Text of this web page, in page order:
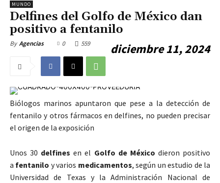
MUNDO
Delfines del Golfo de México dan
positivo a fentanilo
By Agencias diciembre 11, 2024
0 559
Biólogos marinos apuntaron que pese a la detección de
fentanilo y otros fármacos en delfines, no pueden precisar
el origen de la exposición
Unos 30 delfines en el Golfo de México dieron positivo
a fentanilo y varios medicamentos, según un estudio de la
Universidad de Texas y la Administración Nacional de